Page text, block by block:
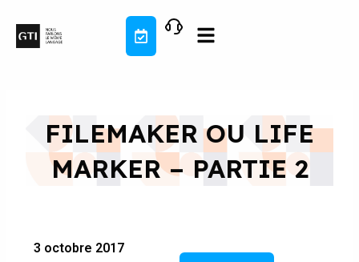
contenu
FILEMAKER OU LIFE
MARKER – PARTIE 2
3 octobre 2017